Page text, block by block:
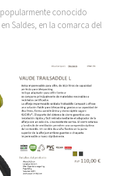
conocido
Saldes, en la comarca del